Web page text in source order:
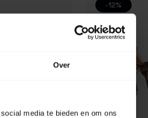
Over
media te bieden en om ons
-12%